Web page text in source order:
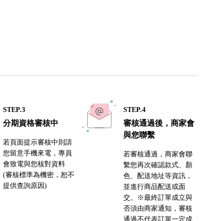
STEP.3
分期資格審核中
若頁面提示審核中則請
您留意手機來電，專員
會致電與您核對資料
(審核標準為機密，恕不
提供查詢原因)
STEP.4
審核通過後，商家會
與您聯繫
若審核通過，商家會聯
繫您再次確認款式、顏
色、配送地址等資訊，
並進行商品配送或面
交。※最終訂單成立與
否須由商家通知，審核
通過不代表訂單一定成